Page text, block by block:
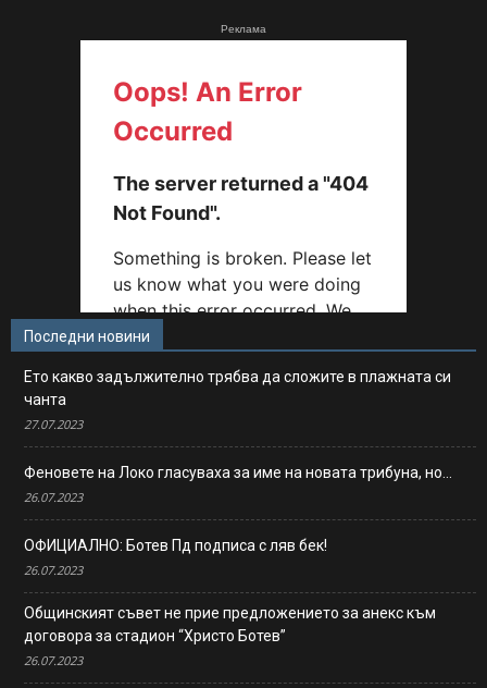
Реклама
Последни новини
Ето какво задължително трябва да сложите в плажната си
чанта
27.07.2023
Феновете на Локо гласуваха за име на новата трибуна, но…
26.07.2023
ОФИЦИАЛНО: Ботев Пд подписа с ляв бек!
26.07.2023
Общинският съвет не прие предложението за анекс към
договора за стадион “Христо Ботев”
26.07.2023